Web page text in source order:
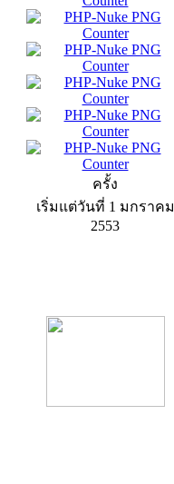
ครั้ง
เริ่มแต่วันที่ 1 มกราคม
2553